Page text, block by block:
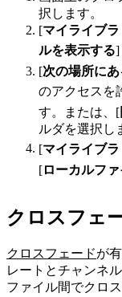
択します。
[マイライブラ
ルを表示する]
[次の場所に
のアクセスを
す。または、[
ルダを選択し
[マイライブラ
[ローカルフ
クロスフェ
クロスフェードが
レートとチャンネ
ファイル間でクロ